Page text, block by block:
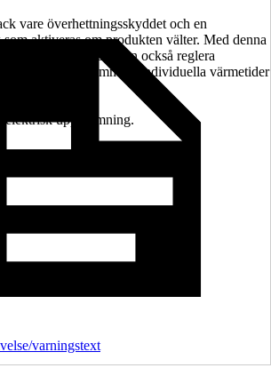
vare överhettningsskyddet och en
aktiveras om produkten välter. Med denna
är det möjligt. Du kan också reglera
och programmera individuella värmetider
elektrisk uppvärmning.
varningstext